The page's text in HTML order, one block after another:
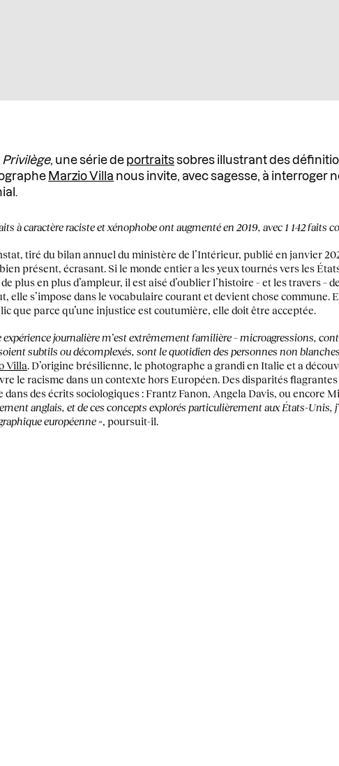
Privilège, une série de portraitssobres illustrant des
Marzio Villa nous invite, avec sagesse, à interroger
à caractère raciste et xénophobe ont augmenté en 2019, avec 1 142 faits
tiré du bilan annuel du ministère de l’Intérieur, publié en janvier
présent, écrasant. Si le monde entier a les yeux tournés vers les
plus en plus d’ampleur, il est aisé d’oublier l’histoire – et les travers –
elle s’impose dans le vocabulaire courant et devient chose commune.
que parce qu’une injustice est coutumière, elle doit être acceptée.
expérience journalière m’est extrêmement familière – microagressions,
subtils ou décomplexés, sont le quotidien des personnes non
Villa. D’origine brésilienne, le photographe a grandi en Italie et a
le racisme dans un contexte hors Européen. Des disparités
dans des écrits sociologiques : Frantz Fanon, Angela Davis, ou encore
anglais, et de ces concepts explorés particulièrement aux États-Unis,
européenne », poursuit-il.